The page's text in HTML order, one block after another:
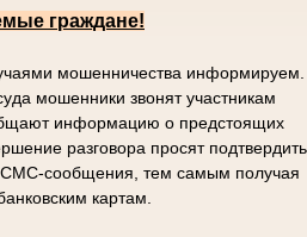
граждане!
мошенничества информируем.
мошенники звонят участникам
информацию о предстоящих
разговора просят подтвердить
СМС-сообщения, тем самым получая
картам.